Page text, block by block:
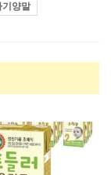
기양말